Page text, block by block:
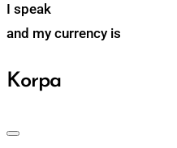
I speak
and my currency is
Korpa